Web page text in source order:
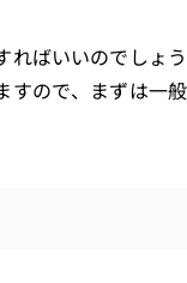
ばいいのでしょ
ので、まずは一